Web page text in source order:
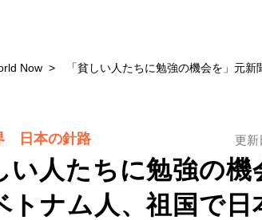
Now 「貧しい人たちに勉強の機会を」元
い人たちに勉強の
トナム人、祖国で日
日本の針路 更新